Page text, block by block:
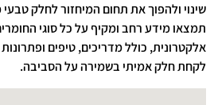
שינוי ולהפוך את תחום המיחזור לחלק טבעי
תמצאו מידע רחב ומקיף על כל סוגי
אלקטרונית, כולל מדריכים, טיפים
לקחת חלק אמיתי בשמירה על הסביבה.